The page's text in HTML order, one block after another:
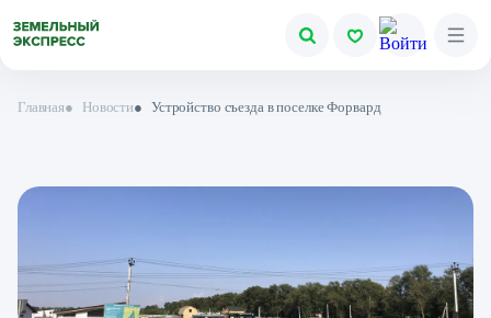
Главная● Новости● Устройство съезда в поселке Форвард